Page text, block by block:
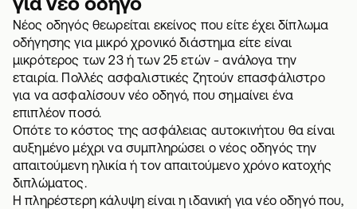
Νέος οδηγός θεωρείται εκείνος που είτε έχει δίπλωμα
οδήγησης για μικρό χρονικό διάστημα είτε είναι
μικρότερος των 23 ή των 25 ετών - ανάλογα την
εταιρία. Πολλές ασφαλιστικές ζητούν επασφάλιστρο
για να ασφαλίσουν νέο οδηγό, που σημαίνει ένα
επιπλέον ποσό.
Οπότε το κόστος της ασφάλειας αυτοκινήτου θα είναι
αυξημένο μέχρι να συμπληρώσει ο νέος οδηγός την
απαιτούμενη ηλικία ή τον απαιτούμενο χρόνο κατοχής
διπλώματος.
Η πληρέστερη κάλυψη είναι η ιδανική για νέο οδηγό που,